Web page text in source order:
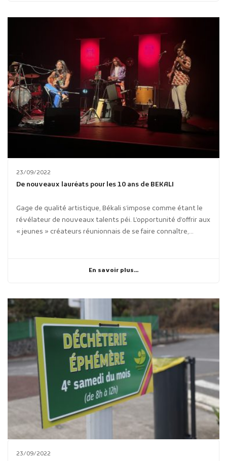
23/09/2022
De nouveaux lauréats pour les 10 ans de BEKALI
Gage de qualité artistique, Békali s’impose comme étant le
révélateur de nouveaux talents péi. L’opportunité d’offrir aux
« jeunes » créateurs réunionnais de se faire connaître,...
En savoir plus...
23/09/2022